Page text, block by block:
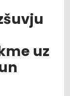
uz